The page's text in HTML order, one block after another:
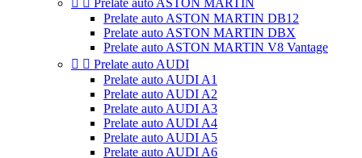
  Prelate auto ASTON MARTIN
Prelate auto ASTON MARTIN DB12
Prelate auto ASTON MARTIN DBX
Prelate auto ASTON MARTIN V8 Vantage
  Prelate auto AUDI
Prelate auto AUDI A1
Prelate auto AUDI A2
Prelate auto AUDI A3
Prelate auto AUDI A4
Prelate auto AUDI A5
Prelate auto AUDI A6